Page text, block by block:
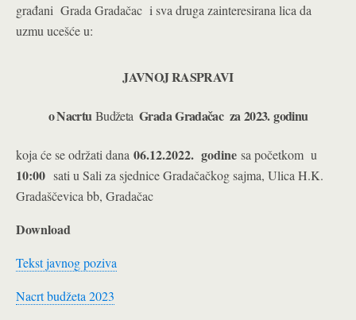
građani Grada Gradačac i sva druga zainteresirana lica da
uzmu ucešće u:
JAVNOJRASPRAVI
o NacrtuBudžetaGradaGradačac za2023.godinu
koja će se održati dana 06.12.2022. godine sa početkom u
10:00 sati u Sali za sjednice Gradačačkog sajma, Ulica H.K.
Gradaščevica bb, Gradačac
Download
Tekst javnog poziva
Nacrt budžeta 2023